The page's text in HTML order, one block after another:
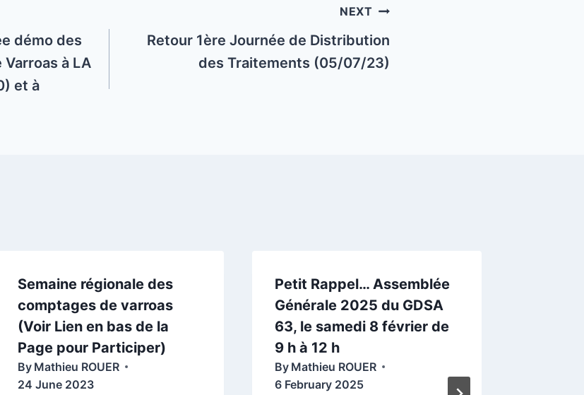
démo des
à LA
et à
NEXT
Retour 1ère Journée de Distribution
des Traitements (05/07/23)
Semaine régionale des
comptages de varroas
(Voir Lien en bas de la
Page pour Participer)
By Mathieu ROUER
24 June 2023
Petit Rappel… Assemblée
Générale 2025 du GDSA
63, le samedi 8 février de
9 h à 12 h
By Mathieu ROUER
6 February 2025